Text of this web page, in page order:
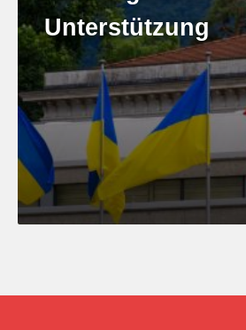
Unterstützung